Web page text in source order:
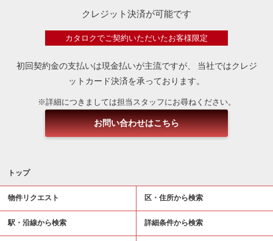
クレジット決済が可能です
カタロクでご契約いただいたお客様限定
初回契約金の支払いは現金払いが主流ですが、
当社ではクレジ
ットカード決済を承っております。
※詳細につきましては担当スタッフにお尋ねください。
お問い合わせはこちら
トップ
物件リクエスト 区・住所から検索
駅・沿線から検索 詳細条件から検索